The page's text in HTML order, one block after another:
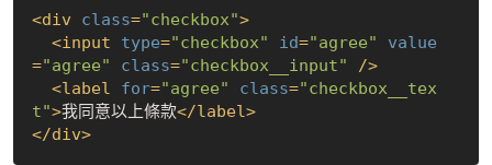
<div class="checkbox">
<input type="checkbox" id="agree"
value
="agree" class="checkbox__input" />
<label for="agree" class="checkbox__tex
t">我同意以上條款</label>
</div>